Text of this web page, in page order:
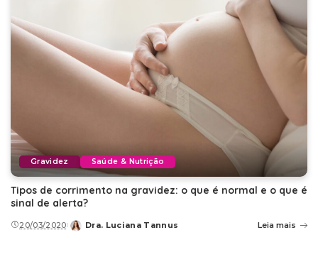
Gravidez Saúde & Nutrição
Tipos de corrimento na gravidez: o que é normal e o que é
sinal de alerta?
20/03/2020
Posted
Dra. Luciana Tannus Leia mais